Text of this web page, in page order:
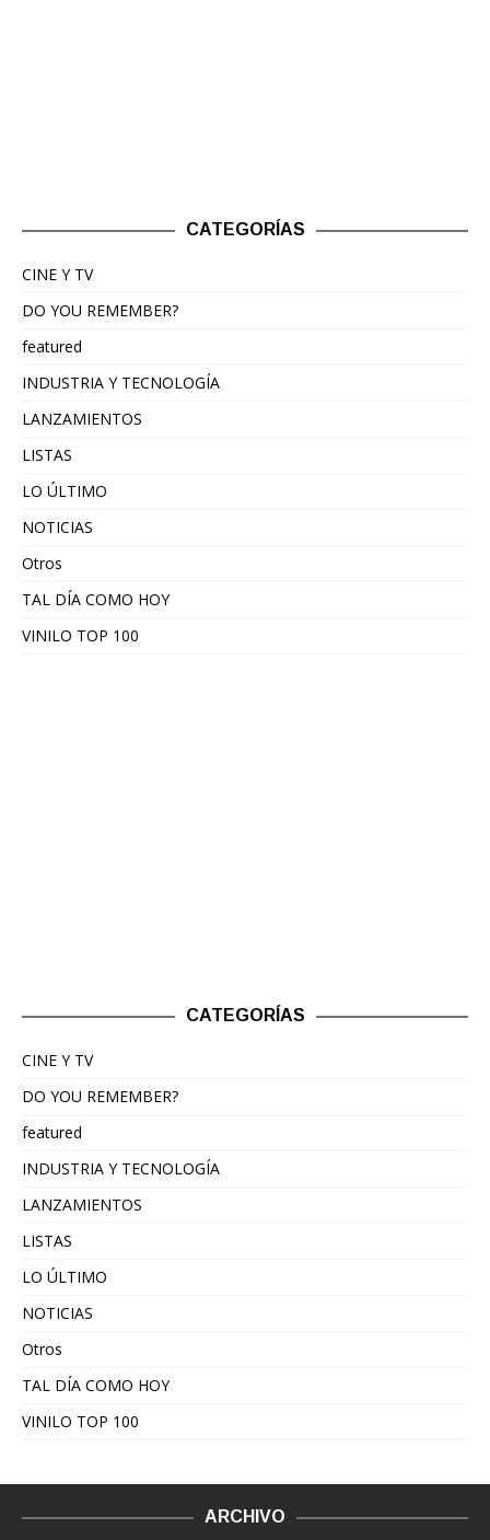
CATEGORÍAS
CINE Y TV
DO YOU REMEMBER?
featured
INDUSTRIA Y TECNOLOGÍA
LANZAMIENTOS
LISTAS
LO ÚLTIMO
NOTICIAS
Otros
TAL DÍA COMO HOY
VINILO TOP 100
CATEGORÍAS
CINE Y TV
DO YOU REMEMBER?
featured
INDUSTRIA Y TECNOLOGÍA
LANZAMIENTOS
LISTAS
LO ÚLTIMO
NOTICIAS
Otros
TAL DÍA COMO HOY
VINILO TOP 100
ARCHIVO